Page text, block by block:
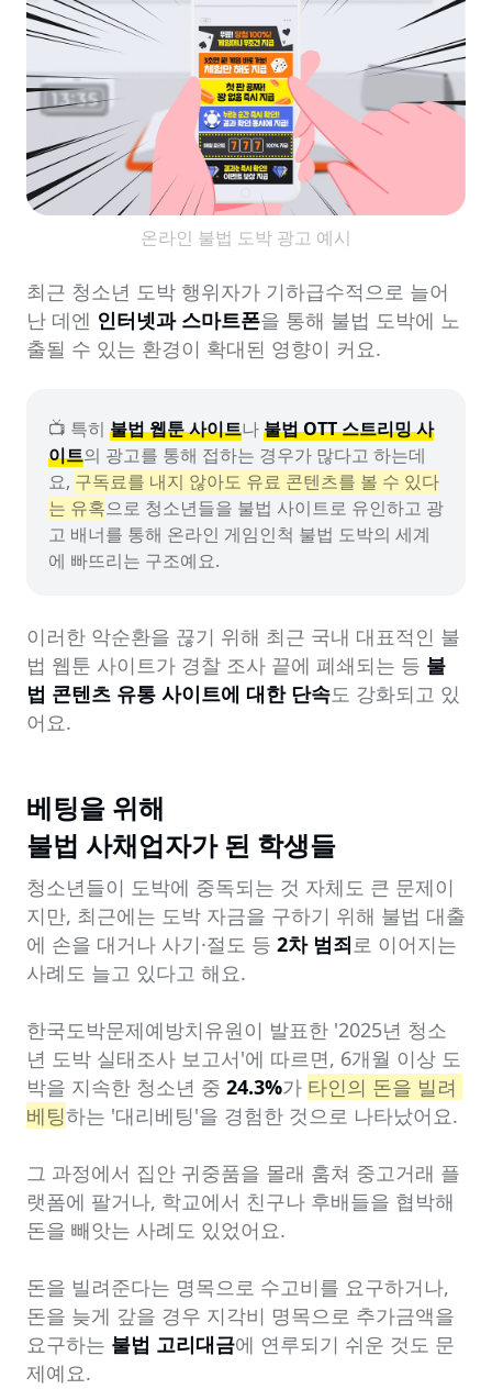
온라인 불법 도박 광고 예시
최근 청소년 도박 행위자가 기하급수적으로 늘어
난 데엔 인터넷과 스마트폰을 통해 불법 도박에 노
출될 수 있는 환경이 확대된 영향이 커요.
📺 특히 불법 웹툰 사이트나 불법 OTT 스트리밍 사
이트의 광고를 통해 접하는 경우가 많다고 하는데
요, 구독료를 내지 않아도 유료 콘텐츠를 볼 수 있다
는 유혹으로 청소년들을 불법 사이트로 유인하고 광
고 배너를 통해 온라인 게임인척 불법 도박의 세계
에 빠뜨리는 구조예요.
이러한 악순환을 끊기 위해 최근 국내 대표적인 불
법 웹툰 사이트가 경찰 조사 끝에 폐쇄되는 등 불
법 콘텐츠 유통 사이트에 대한 단속도 강화되고 있
어요.
베팅을 위해
불법 사채업자가 된 학생들
청소년들이 도박에 중독되는 것 자체도 큰 문제이
지만, 최근에는 도박 자금을 구하기 위해 불법 대출
에 손을 대거나 사기·절도 등 2차 범죄로 이어지는
사례도 늘고 있다고 해요.
한국도박문제예방치유원이 발표한 '2025년 청소
년 도박 실태조사 보고서'에 따르면, 6개월 이상 도
박을 지속한 청소년 중 24.3%가 타인의 돈을 빌려
베팅하는 '대리베팅'을 경험한 것으로 나타났어요.
그 과정에서 집안 귀중품을 몰래 훔쳐 중고거래 플
랫폼에 팔거나, 학교에서 친구나 후배들을 협박해
돈을 빼앗는 사례도 있었어요.
돈을 빌려준다는 명목으로 수고비를 요구하거나,
돈을 늦게 갚을 경우 지각비 명목으로 추가금액을
요구하는 불법 고리대금에 연루되기 쉬운 것도 문
제예요.